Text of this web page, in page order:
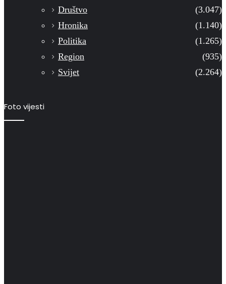
Društvo
(3.047)
Hronika
(1.140)
Politika
(1.265)
Region
(935)
Svijet
(2.264)
Foto vijesti